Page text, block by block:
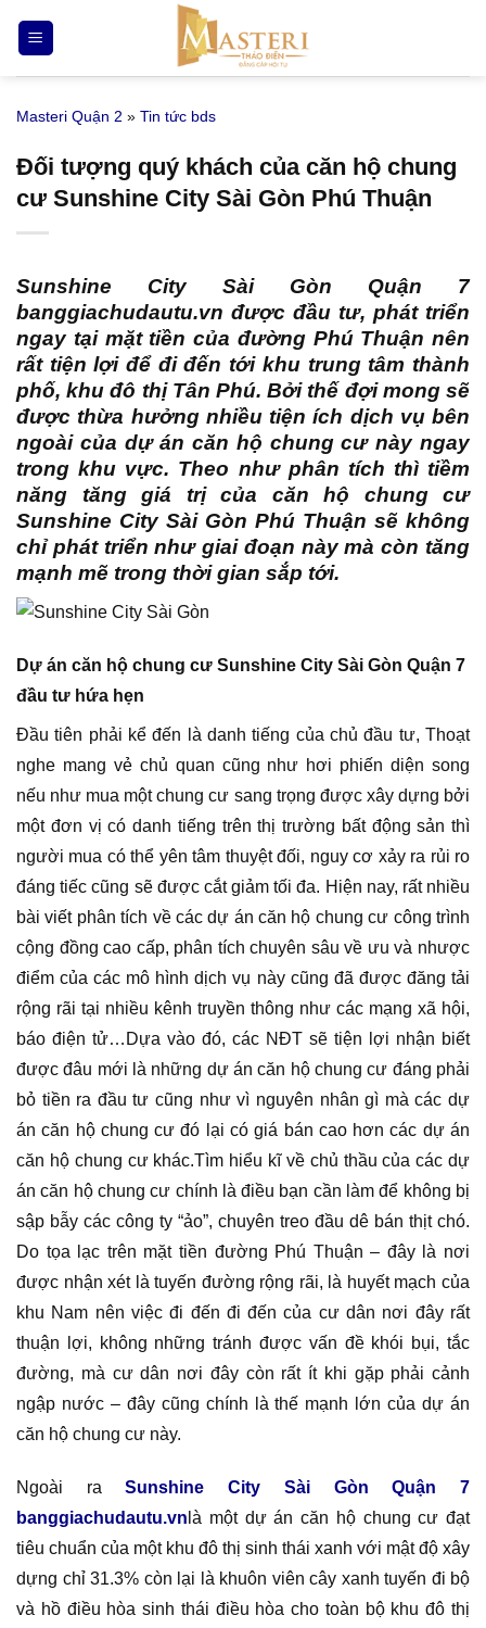
qua
nội
Masteri Quận 2 » Tin tức bds
Đối tượng quý khách của căn hộ chung
cư Sunshine City Sài Gòn Phú Thuận
Sunshine City Sài Gòn Quận 7
banggiachudautu.vn được đầu tư, phát triển
ngay tại mặt tiền của đường Phú Thuận nên
rất tiện lợi để đi đến tới khu trung tâm thành
phố, khu đô thị Tân Phú. Bởi thế đợi mong sẽ
được thừa hưởng nhiều tiện ích dịch vụ bên
ngoài của dự án căn hộ chung cư này ngay
trong khu vực. Theo như phân tích thì tiềm
năng tăng giá trị của căn hộ chung cư
Sunshine City Sài Gòn Phú Thuận sẽ không
chỉ phát triển như giai đoạn này mà còn tăng
mạnh mẽ trong thời gian sắp tới.
Dự án căn hộ chung cư Sunshine City Sài Gòn Quận 7
đầu tư hứa hẹn
Đầu tiên phải kể đến là danh tiếng của chủ đầu tư, Thoạt
nghe mang vẻ chủ quan cũng như hơi phiến diện song
nếu như mua một chung cư sang trọng được xây dựng bởi
một đơn vị có danh tiếng trên thị trường bất động sản thì
người mua có thể yên tâm thuyệt đối, nguy cơ xảy ra rủi ro
đáng tiếc cũng sẽ được cắt giảm tối đa. Hiện nay, rất nhiều
bài viết phân tích về các dự án căn hộ chung cư công trình
cộng đồng cao cấp, phân tích chuyên sâu về ưu và nhược
điểm của các mô hình dịch vụ này cũng đã được đăng tải
rộng rãi tại nhiều kênh truyền thông như các mạng xã hội,
báo điện tử…Dựa vào đó, các NĐT sẽ tiện lợi nhận biết
được đâu mới là những dự án căn hộ chung cư đáng phải
bỏ tiền ra đầu tư cũng như vì nguyên nhân gì mà các dự
án căn hộ chung cư đó lại có giá bán cao hơn các dự án
căn hộ chung cư khác.Tìm hiểu kĩ về chủ thầu của các dự
án căn hộ chung cư chính là điều bạn cần làm để không bị
sập bẫy các công ty “ảo”, chuyên treo đầu dê bán thịt chó.
Do tọa lạc trên mặt tiền đường Phú Thuận – đây là nơi
được nhận xét là tuyến đường rộng rãi, là huyết mạch của
khu Nam nên việc đi đến đi đến của cư dân nơi đây rất
thuận lợi, không những tránh được vấn đề khói bụi, tắc
đường, mà cư dân nơi đây còn rất ít khi gặp phải cảnh
ngập nước – đây cũng chính là thế mạnh lớn của dự án
căn hộ chung cư này.
Ngoài raSunshine City Sài Gòn Quận 7
banggiachudautu.vn là một dự án căn hộ chung cư đạt
tiêu chuẩn của một khu đô thị sinh thái xanh với mật độ xây
dựng chỉ 31.3% còn lại là khuôn viên cây xanh tuyến đi bộ
và hồ điều hòa sinh thái điều hòa cho toàn bộ khu đô thị